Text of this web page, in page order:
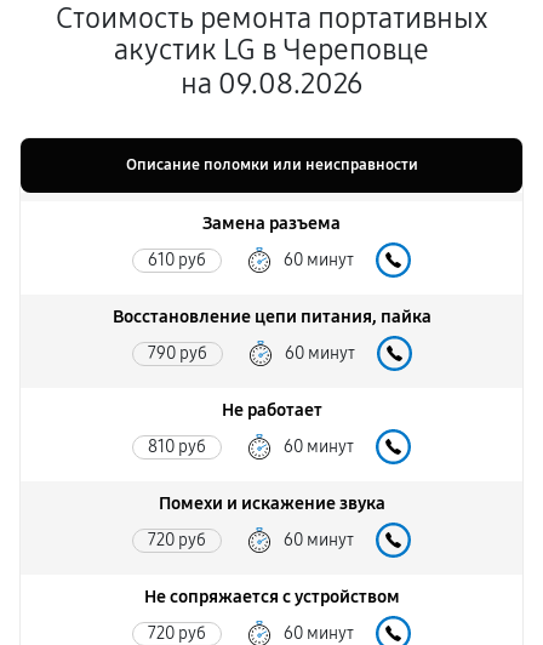
Стоимость ремонта портативных
акустик LG в Череповце
на 09.08.2026
Описание поломки или неисправности
Замена разъема
610 руб 60 минут
Восстановление цепи питания, пайка
790 руб 60 минут
Не работает
810 руб 60 минут
Помехи и искажение звука
720 руб 60 минут
Не сопряжается с устройством
720 руб 60 минут